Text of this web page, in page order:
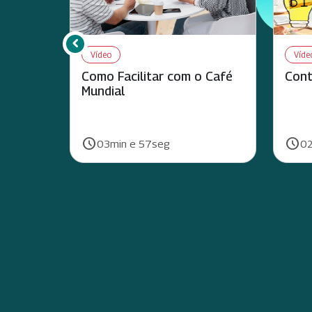
Vídeo
Como Facilitar com o Café
Mundial
Duração:
schedule03min e 57seg schedule
Rolar para esquerda
chevron_left